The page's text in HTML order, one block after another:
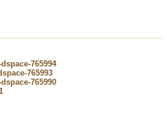
765994
765993
765990